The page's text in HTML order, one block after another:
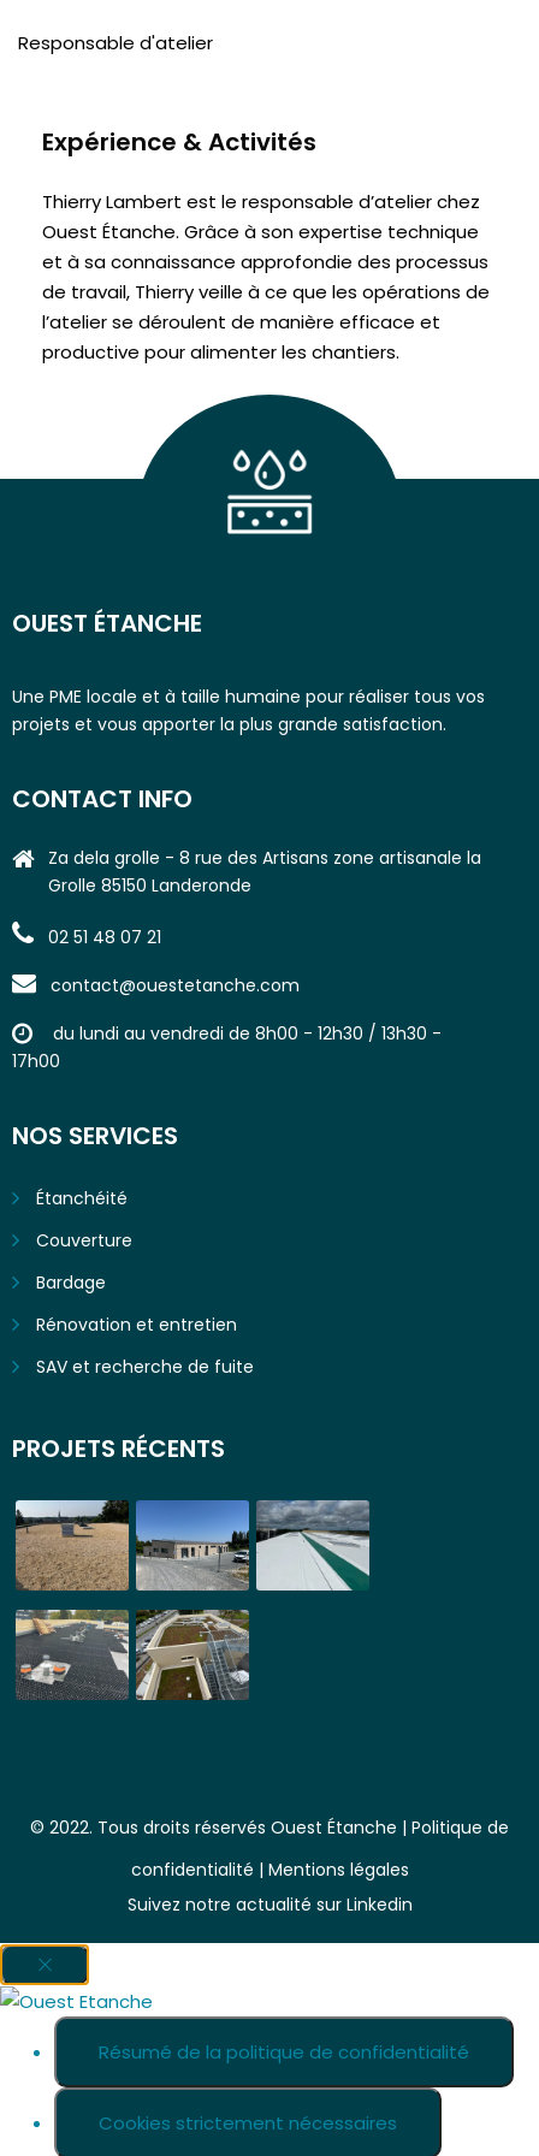
Responsable d'atelier
Expérience & Activités
Thierry Lambert est le responsable d’atelier chez
Ouest Étanche. Grâce à son expertise technique
et à sa connaissance approfondie des processus
de travail, Thierry veille à ce que les opérations de
l’atelier se déroulent de manière efficace et
productive pour alimenter les chantiers.
OUEST ÉTANCHE
Une PME locale et à taille humaine pour réaliser tous vos
projets et vous apporter la plus grande satisfaction.
CONTACT INFO
Za dela grolle - 8 rue des Artisans zone artisanale la
Grolle 85150 Landeronde
02 51 48 07 21
contact@ouestetanche.com
du lundi au vendredi de 8h00 - 12h30 / 13h30 -
17h00
NOS SERVICES
Étanchéité
Couverture
Bardage
Rénovation et entretien
SAV et recherche de fuite
PROJETS RÉCENTS
© 2022. Tous droits réservés Ouest Étanche | Politique de
confidentialité | Mentions légales
Suivez notre actualité sur Linkedin
Fermer les réglages des cookies GDPR
Résumé de la politique de confidentialité
Cookies strictement nécessaires